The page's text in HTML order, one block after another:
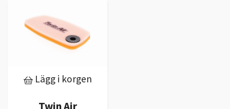
Lägg i korgen
Twin Air